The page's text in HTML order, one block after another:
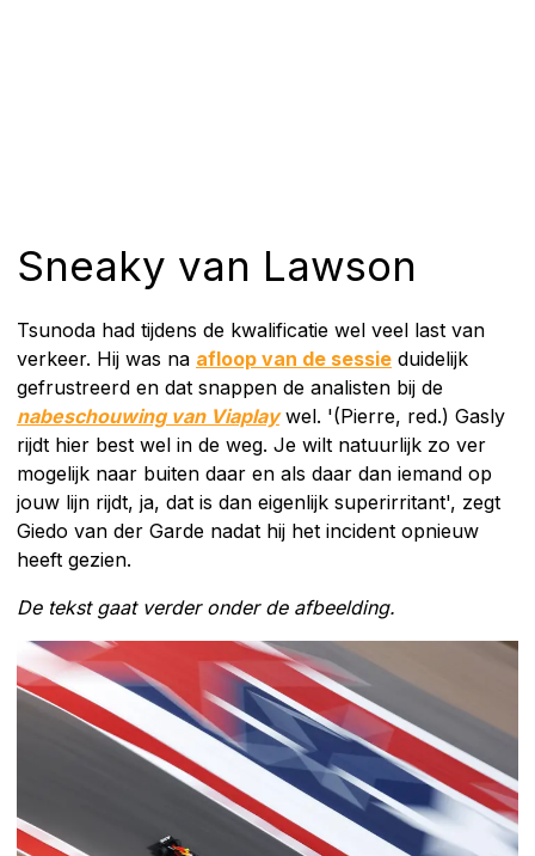
Sneaky van Lawson
Tsunoda had tijdens de kwalificatie wel veel last van
verkeer. Hij was na afloop van de sessie duidelijk
gefrustreerd en dat snappen de analisten bij de
nabeschouwing van Viaplaywel. '(Pierre, red.) Gasly
rijdt hier best wel in de weg. Je wilt natuurlijk zo ver
mogelijk naar buiten daar en als daar dan iemand op
jouw lijn rijdt, ja, dat is dan eigenlijk superirritant', zegt
Giedo van der Garde nadat hij het incident opnieuw
heeft gezien.
De tekst gaat verder onder de afbeelding.